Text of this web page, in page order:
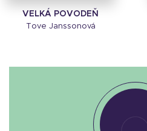
VELKÁ POVODEŇ
Tove Janssonová